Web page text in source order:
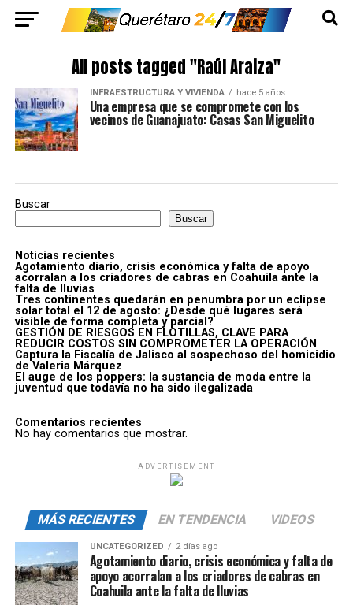
All posts tagged "Raúl Araiza"
INFRAESTRUCTURA Y VIVIENDA hace 5 años
Una empresa que se compromete con los
vecinos de Guanajuato: Casas San Miguelito
Buscar
Buscar
Noticias recientes
Agotamiento diario, crisis económica y falta de apoyo
acorralan a los criadores de cabras en Coahuila ante la
falta de lluvias
Tres continentes quedarán en penumbra por un eclipse
solar total el 12 de agosto: ¿Desde qué lugares será
visible de forma completa y parcial?
GESTIÓN DE RIESGOS EN FLOTILLAS, CLAVE PARA
REDUCIR COSTOS SIN COMPROMETER LA OPERACIÓN
Captura la Fiscalía de Jalisco al sospechoso del homicidio
de Valeria Márquez
El auge de los poppers: la sustancia de moda entre la
juventud que todavía no ha sido ilegalizada
Comentarios recientes
No hay comentarios que mostrar.
ADVERTISEMENT
MÁS RECIENTES EN TENDENCIA VIDEOS
UNCATEGORIZED 2 días ago
Agotamiento diario, crisis económica y falta de
apoyo acorralan a los criadores de cabras en
Coahuila ante la falta de lluvias